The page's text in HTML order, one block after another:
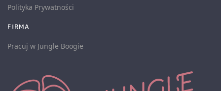
Polityka Prywatności
FIRMA
Pracuj w Jungle Boogie